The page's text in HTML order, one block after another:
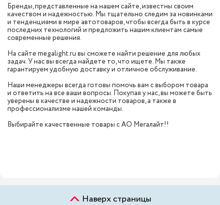
Бренды, представленные на нашем сайте, известны своим
качеством и надежностью. Мы тщательно следим за новинками
и тенденциями в мире автотоваров, чтобы всегда быть в курсе
последних технологий и предложить нашим клиентам самые
современные решения.
На сайте megalight.ru вы сможете найти решение для любых
задач. У нас вы всегда найдете то, что ищете. Мы также
гарантируем удобную доставку и отличное обслуживание.
Наши менеджеры всегда готовы помочь вам с выбором товара
и ответить на все ваши вопросы. Покупая у нас, вы можете быть
уверены в качестве и надежности товаров, а также в
профессионализме нашей команды.
Выбирайте качественные товары с АО Мегалайт!!
Наверх страницы